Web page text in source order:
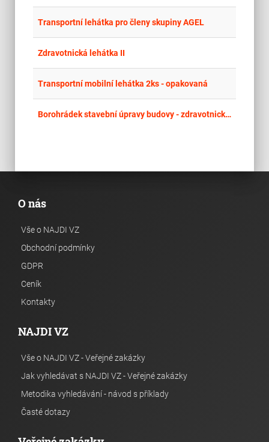
Transportní lehátka pro členy skupiny AGEL
Zdravotnická lehátka II
Transportní mobilní lehátka 2ks - opakovaná
Borohrádek stavební úpravy budovy - zdravotnické zařízení
O nás
Vše o NAJDI VZ
Obchodní podmínky
GDPR
Ceník
Kontakty
NAJDI VZ
Vše o NAJDI VZ - Veřejné zakázky
Jak vyhledávat s NAJDI VZ - Veřejné zakázky
Metodika vyhledávání - návod s příklady
Časté dotazy